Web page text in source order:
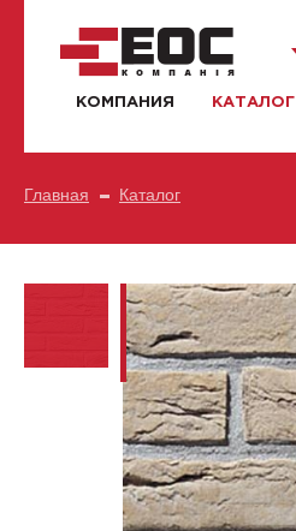
КОМПАНИЯ КАТАЛОГ
Главная Каталог